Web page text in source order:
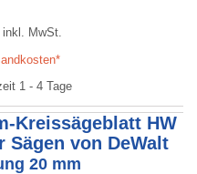
inkl. MwSt.
1 - 4 Tage
Kreissägeblatt HW
von DeWalt
20 mm